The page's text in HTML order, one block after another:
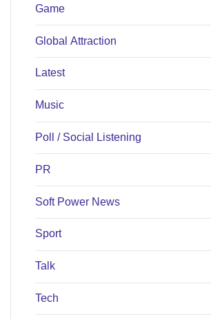
Game
Global Attraction
Latest
Music
Poll / Social Listening
PR
Soft Power News
Sport
Talk
Tech